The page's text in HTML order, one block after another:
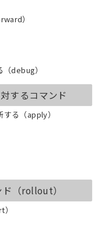
）
debug）
するコマンド
る（apply）
（rollout）